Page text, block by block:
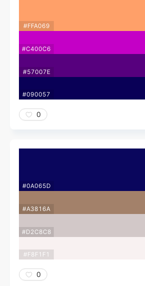
#FFA069
#C400C6
#57007E
#090057
0
#0A065D
#A3816A
#D2C8C8
#F8F1F1
0